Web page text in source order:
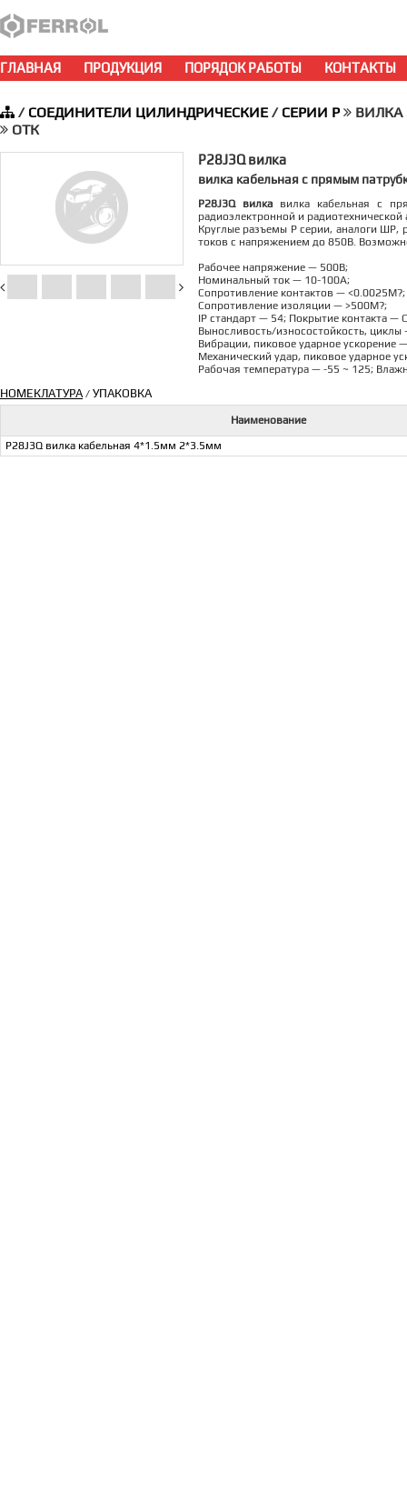
ГЛАВНАЯ ПРОДУКЦИЯ ПОРЯДОК РАБОТЫ КОНТАКТЫ
/ СОЕДИНИТЕЛИ ЦИЛИНДРИЧЕСКИЕ/ СЕРИИ P
ВИЛКА
ОТК
P28J3Q вилка
вилка кабельная с прямым
P28J3Q вилкавилка кабельная с
радиоэлектронной и
Круглые разъемы P серии, аналоги ШР,
токов с напряжением до 850В.
Рабочее напряжение — 500В;
Номинальный ток — 10-100А;
Сопротивление контактов — <0.0025M?;
Сопротивление изоляции — >500M?;
IP стандарт — 54; Покрытие контакта —
Выносливость/износостойкость, циклы
Вибрации, пиковое ударное ускорение
Механический удар, пиковое ударное
Рабочая температура — -55 ~ 125;
НОМЕКЛАТУРА/ УПАКОВКА
Наименование
P28J3Q вилка кабельная 4*1.5мм 2*3.5мм